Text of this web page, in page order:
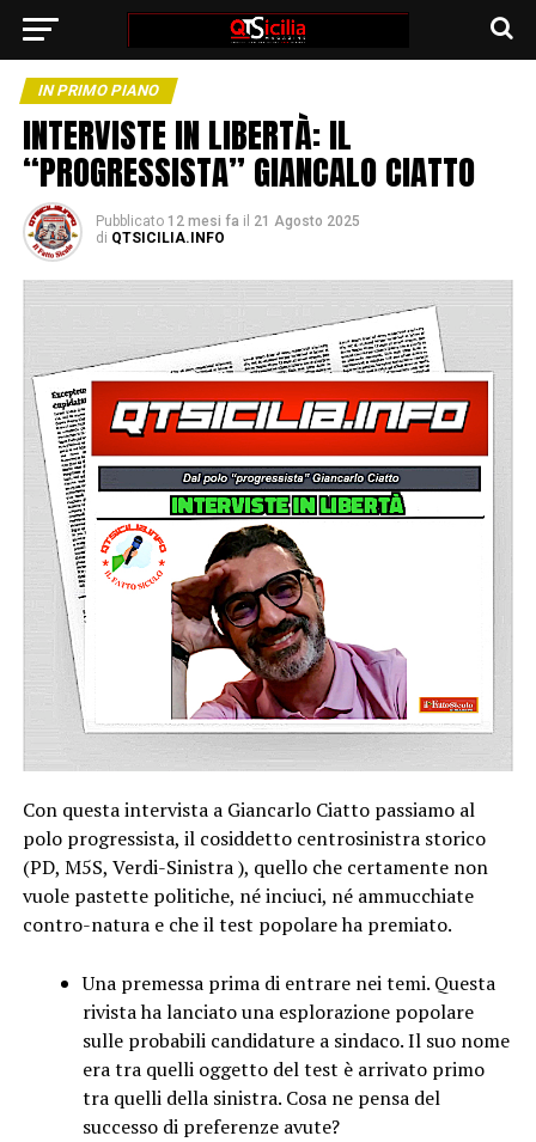
IN PRIMO PIANO
INTERVISTE IN LIBERTÀ: IL
“PROGRESSISTA” GIANCALO CIATTO
Pubblicato 12 mesi fa il 21 Agosto 2025
di QTSICILIA.INFO
Con questa intervista a Giancarlo Ciatto passiamo al
polo progressista, il cosiddetto centrosinistra storico
(PD, M5S, Verdi-Sinistra ), quello che certamente non
vuole pastette politiche, né inciuci, né ammucchiate
contro-natura e che il test popolare ha premiato.
Una premessa prima di entrare nei temi. Questa
rivista ha lanciato una esplorazione popolare
sulle probabili candidature a sindaco. Il suo nome
era tra quelli oggetto del test è arrivato primo
tra quelli della sinistra. Cosa ne pensa del
successo di preferenze avute?